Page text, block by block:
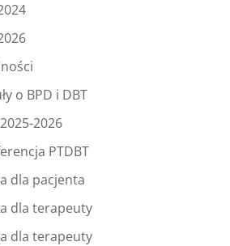
o BPD i DBT
2026
PTDBT
dla pacjenta
dla terapeuty
dla terapeuty